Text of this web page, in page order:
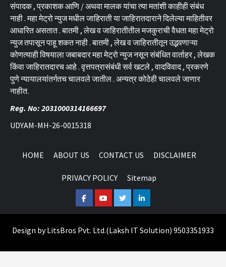
संपादक , प्रकाशक आणि / अथवा मालक यांचा त्या मतांशी काहीही संबंध
नाही . महा मेट्रो न्युज मधील जाहिराती या जाहिरातदाराने दिलेल्या माहितीवर
आधारित असतात . बातमी , लेख व जाहिरातीतील मजकुराची वैधता महा मेट्रो
न्युज तपासून पाहू शकत नाही . बातमी , लेख व जाहिरातीतून उद्भवणाऱ्या
कोणत्याही विषयाला जबाबदार महा मेट्रो न्युज नसून संबंधित वार्ताहर , लेखक
किंवा जाहिरातदारच आहे . वृत्तपत्रासंबंधी सर्व खटले , वादविवाद , प्रकरणे
पुणे न्यायालयांतर्गतच चालवले जातील . अन्यत्र कोठेही चालवले जाणार
नाहीत.
Reg. No: 2031000314166697
UDYAM-MH-26-0015318
HOME ABOUT US CONTACT US DISCLAIMER
PRIVACY POLICY Sitemap
FacebookYoutubeTwitterLinkedin
Design byLitsBros Pvt. Ltd.(Laksh IT Solution) 9503351933